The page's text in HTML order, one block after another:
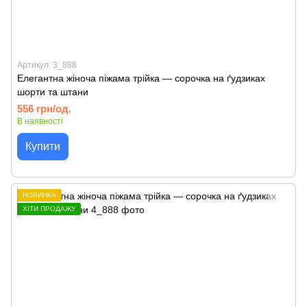
Артикул: 3_888
Елегантна жіноча піжама трійка — сорочка на ґудзиках
шорти та штани
556 грн/од.
В наявності
Купити
НОВИНКА
ХІТИ ПРОДАЖУ